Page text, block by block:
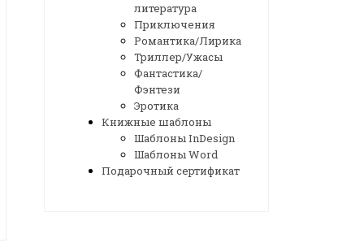
литература
Приключения
Романтика/Лирика
Триллер/Ужасы
Фантастика/
Фэнтези
Эротика
Книжные шаблоны
Шаблоны InDesign
Шаблоны Word
Подарочный сертификат